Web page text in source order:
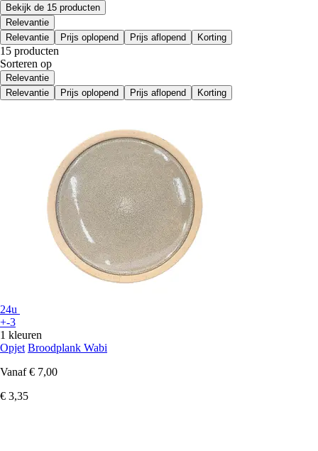
Bekijk de 15 producten
Relevantie
Relevantie
Prijs oplopend Prijs aflopend Korting
15 producten
Sorteren op
Relevantie
Relevantie
Prijs oplopend Prijs aflopend Korting
24u
+-3
1 kleuren
Opjet Broodplank Wabi
Vanaf € 7,00
€ 3,35